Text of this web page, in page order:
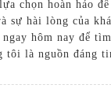
chọn hoàn hảo
sự hài lòng của
hôm nay để
là nguồn đáng